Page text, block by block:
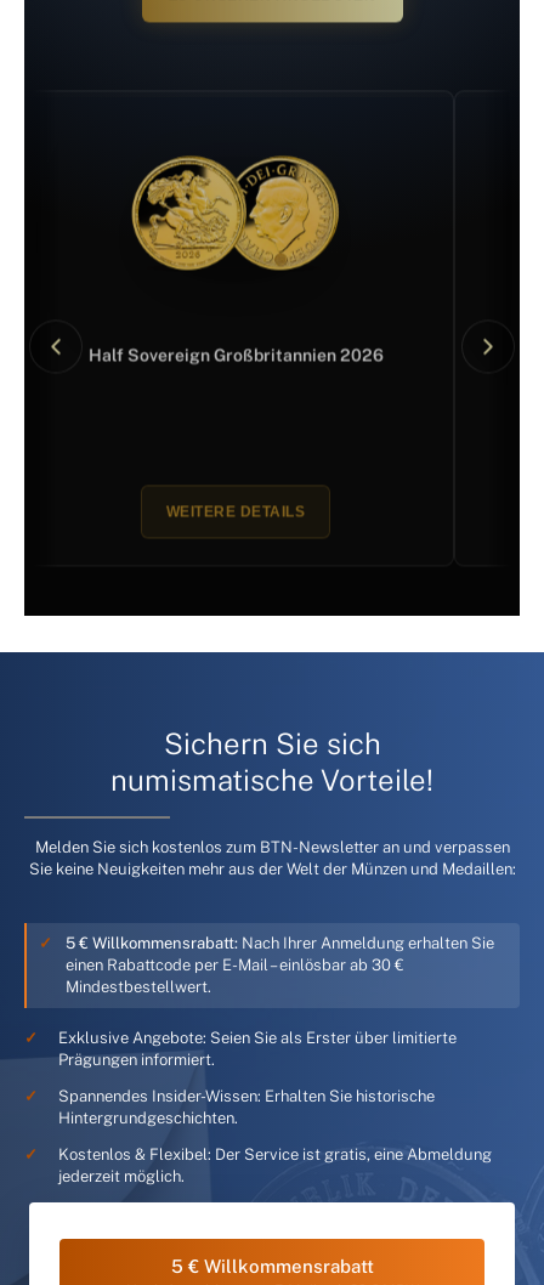
Half Sovereign Großbritannien 2026
WEITERE DETAILS
Sichern Sie sich
numismatische Vorteile!
Melden Sie sich kostenlos zum BTN-Newsletter an und verpassen
Sie keine Neuigkeiten mehr aus der Welt der Münzen und Medaillen:
5 € Willkommensrabatt: Nach Ihrer Anmeldung erhalten Sie
einen Rabattcode per E-Mail – einlösbar ab 30 €
Mindestbestellwert.
Exklusive Angebote: Seien Sie als Erster über limitierte
Prägungen informiert.
Spannendes Insider-Wissen: Erhalten Sie historische
Hintergrundgeschichten.
Kostenlos & Flexibel: Der Service ist gratis, eine Abmeldung
jederzeit möglich.
5 € Willkommensrabatt